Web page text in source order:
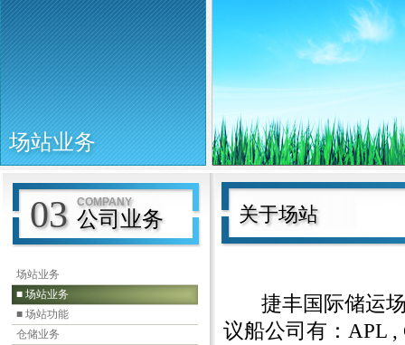
场站业务
03 COMPANY
公司业务
场站业务
■ 场站业务
■ 场站功能
仓储业务
关于场站
捷丰国际储运
议船公司有：APL